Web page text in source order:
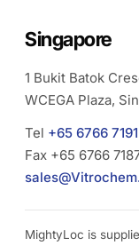
Băng keo
AFT 1120GF
Băng keo
AFT 1200GF
Băng keo
AFT 2064WF
Băng keo
Cụm lắp ghép
loại
Kính và gốm sứ
Nhựa (không phải
Singapore
1 Bukit Batok
WCEGA Plaza,
Tel +65 6766 7191
Fax +65 6766
MightyLoc is